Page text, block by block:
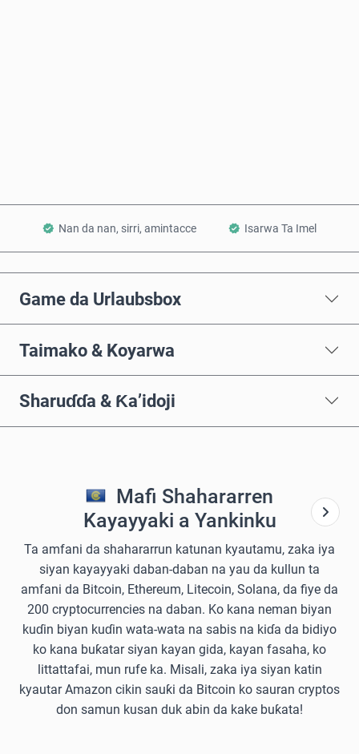
Nan da nan, sirri, amintacce Isarwa Ta Imel
Game da Urlaubsbox
Taimako & Koyarwa
Sharuɗɗa & Ƙa’idoji
Mafi Shahararren
Kayayyaki a Yankinku
Ta amfani da shahararrun katunan kyautamu, zaka iya
siyan kayayyaki daban-daban na yau da kullun ta
amfani da Bitcoin, Ethereum, Litecoin, Solana, da fiye da
200 cryptocurrencies na daban. Ko kana neman biyan
kuɗin biyan kuɗin wata-wata na sabis na kiɗa da bidiyo
ko kana buƙatar siyan kayan gida, kayan fasaha, ko
littattafai, mun rufe ka. Misali, zaka iya siyan katin
kyautar Amazon cikin sauƙi da Bitcoin ko sauran cryptos
don samun kusan duk abin da kake buƙata!